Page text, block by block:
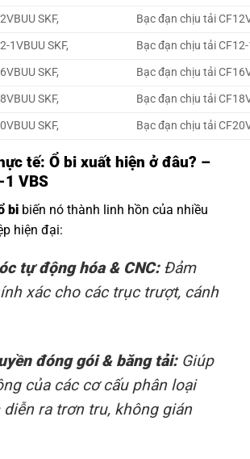
SKF,
Bạc đạn chịu tải
1VBUU SKF,
Bạc đạn chịu tải CF12-
SKF,
Bạc đạn chịu tải
SKF,
Bạc đạn chịu tải
SKF,
Bạc đạn chịu tải
tế: Ổ bi xuất hiện ở đâu? –
1 VBS
bi biến nó thành linh hồn của nhiều
hiện đại:
tự động hóa & CNC:Đảm
xác cho các trục trượt, cánh
đóng gói & băng tải:Giúp
của các cơ cấu phân loại
diễn ra trơn tru, không gián